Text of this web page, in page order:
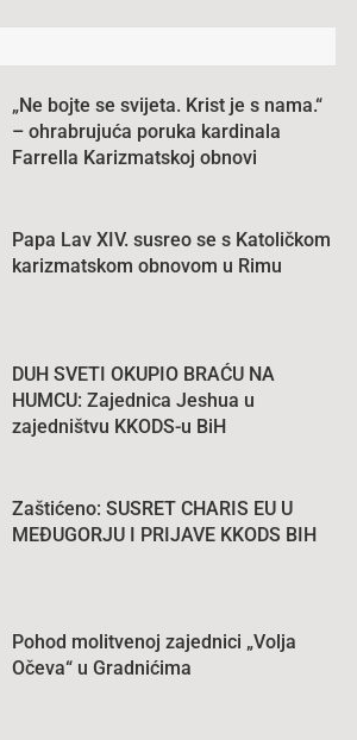
„Ne bojte se svijeta. Krist je s nama.“
– ohrabrujuća poruka kardinala
Farrella Karizmatskoj obnovi
Papa Lav XIV. susreo se s Katoličkom
karizmatskom obnovom u Rimu
DUH SVETI OKUPIO BRAĆU NA
HUMCU: Zajednica Jeshua u
zajedništvu KKODS-u BiH
Zaštićeno: SUSRET CHARIS EU U
MEĐUGORJU I PRIJAVE KKODS BIH
Pohod molitvenoj zajednici „Volja
Očeva“ u Gradnićima